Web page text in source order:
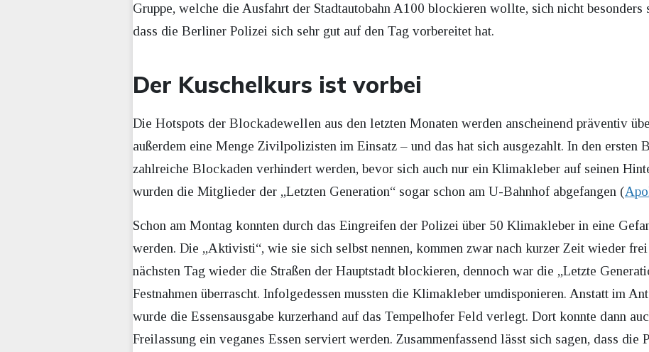
Gruppe, welche die Ausfahrt der Stadtautobahn A100 blockieren wollte, sich nicht besonders
dass die Berliner Polizei sich sehr gut auf den Tag vorbereitet hat.
Der Kuschelkurs ist vorbei
Die Hotspots der Blockadewellen aus den letzten Monaten werden anscheinend präventiv
außerdem eine Menge Zivilpolizisten im Einsatz – und das hat sich ausgezahlt. In den ersten
zahlreiche Blockaden verhindert werden, bevor sich auch nur ein Klimakleber auf seinen
wurden die Mitglieder der „Letzten Generation“ sogar schon am U-Bahnhof abgefangen (
Schon am Montag konnten durch das Eingreifen der Polizei über 50 Klimakleber in eine
werden. Die „Aktivisti“, wie sie sich selbst nennen, kommen zwar nach kurzer Zeit wieder
nächsten Tag wieder die Straßen der Hauptstadt blockieren, dennoch war die „Letzte
Festnahmen überrascht. Infolgedessen mussten die Klimakleber umdisponieren. Anstatt im
wurde die Essensausgabe kurzerhand auf das Tempelhofer Feld verlegt. Dort konnte dann
Freilassung ein veganes Essen serviert werden. Zusammenfassend lässt sich sagen, dass die